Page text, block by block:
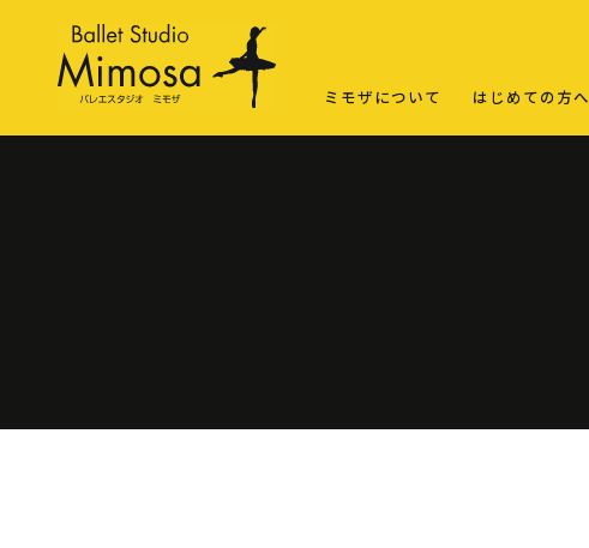
ミモザについて はじめての方へ